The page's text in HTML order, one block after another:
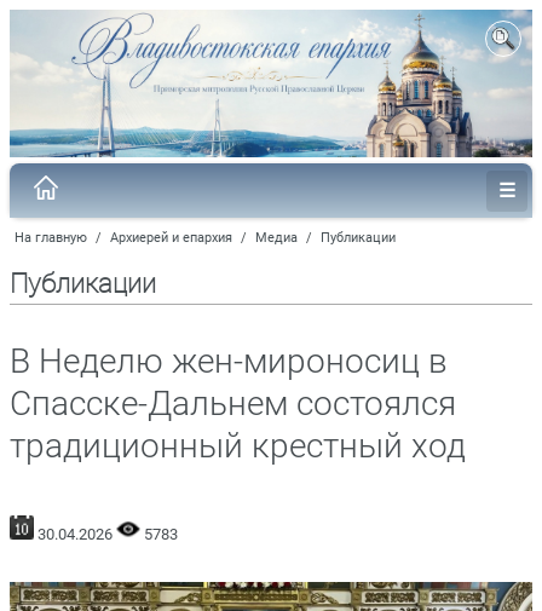
На главную / Архиерей и епархия / Медиа / Публикации
Публикации
В Неделю жен-мироносиц в
Спасске-Дальнем состоялся
традиционный крестный ход
30.04.2026 5783